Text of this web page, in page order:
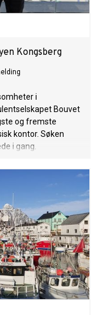
Kongsberg
i
Bouvet
og fremste
kontor. Søken
i gang.